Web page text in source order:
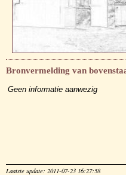
Bronvermelding van
Geen informatie aanwezig
Laatste update: 2011-07-23 16:27:58